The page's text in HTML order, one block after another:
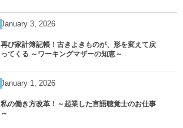
January 3, 2026
再び家計簿記帳！古きよきものが、形を変えて戻
ってくる ～ワーキングマザーの知恵～
January 1, 2026
私の働き方改革！～起業した言語聴覚士のお仕事
～